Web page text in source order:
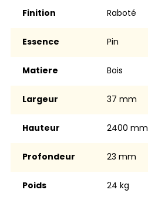
Finition raboté
Essence Pin
Matiere Bois
Largeur 37 mm
Hauteur 2400 mm
Profondeur 23 mm
Poids 24 kg